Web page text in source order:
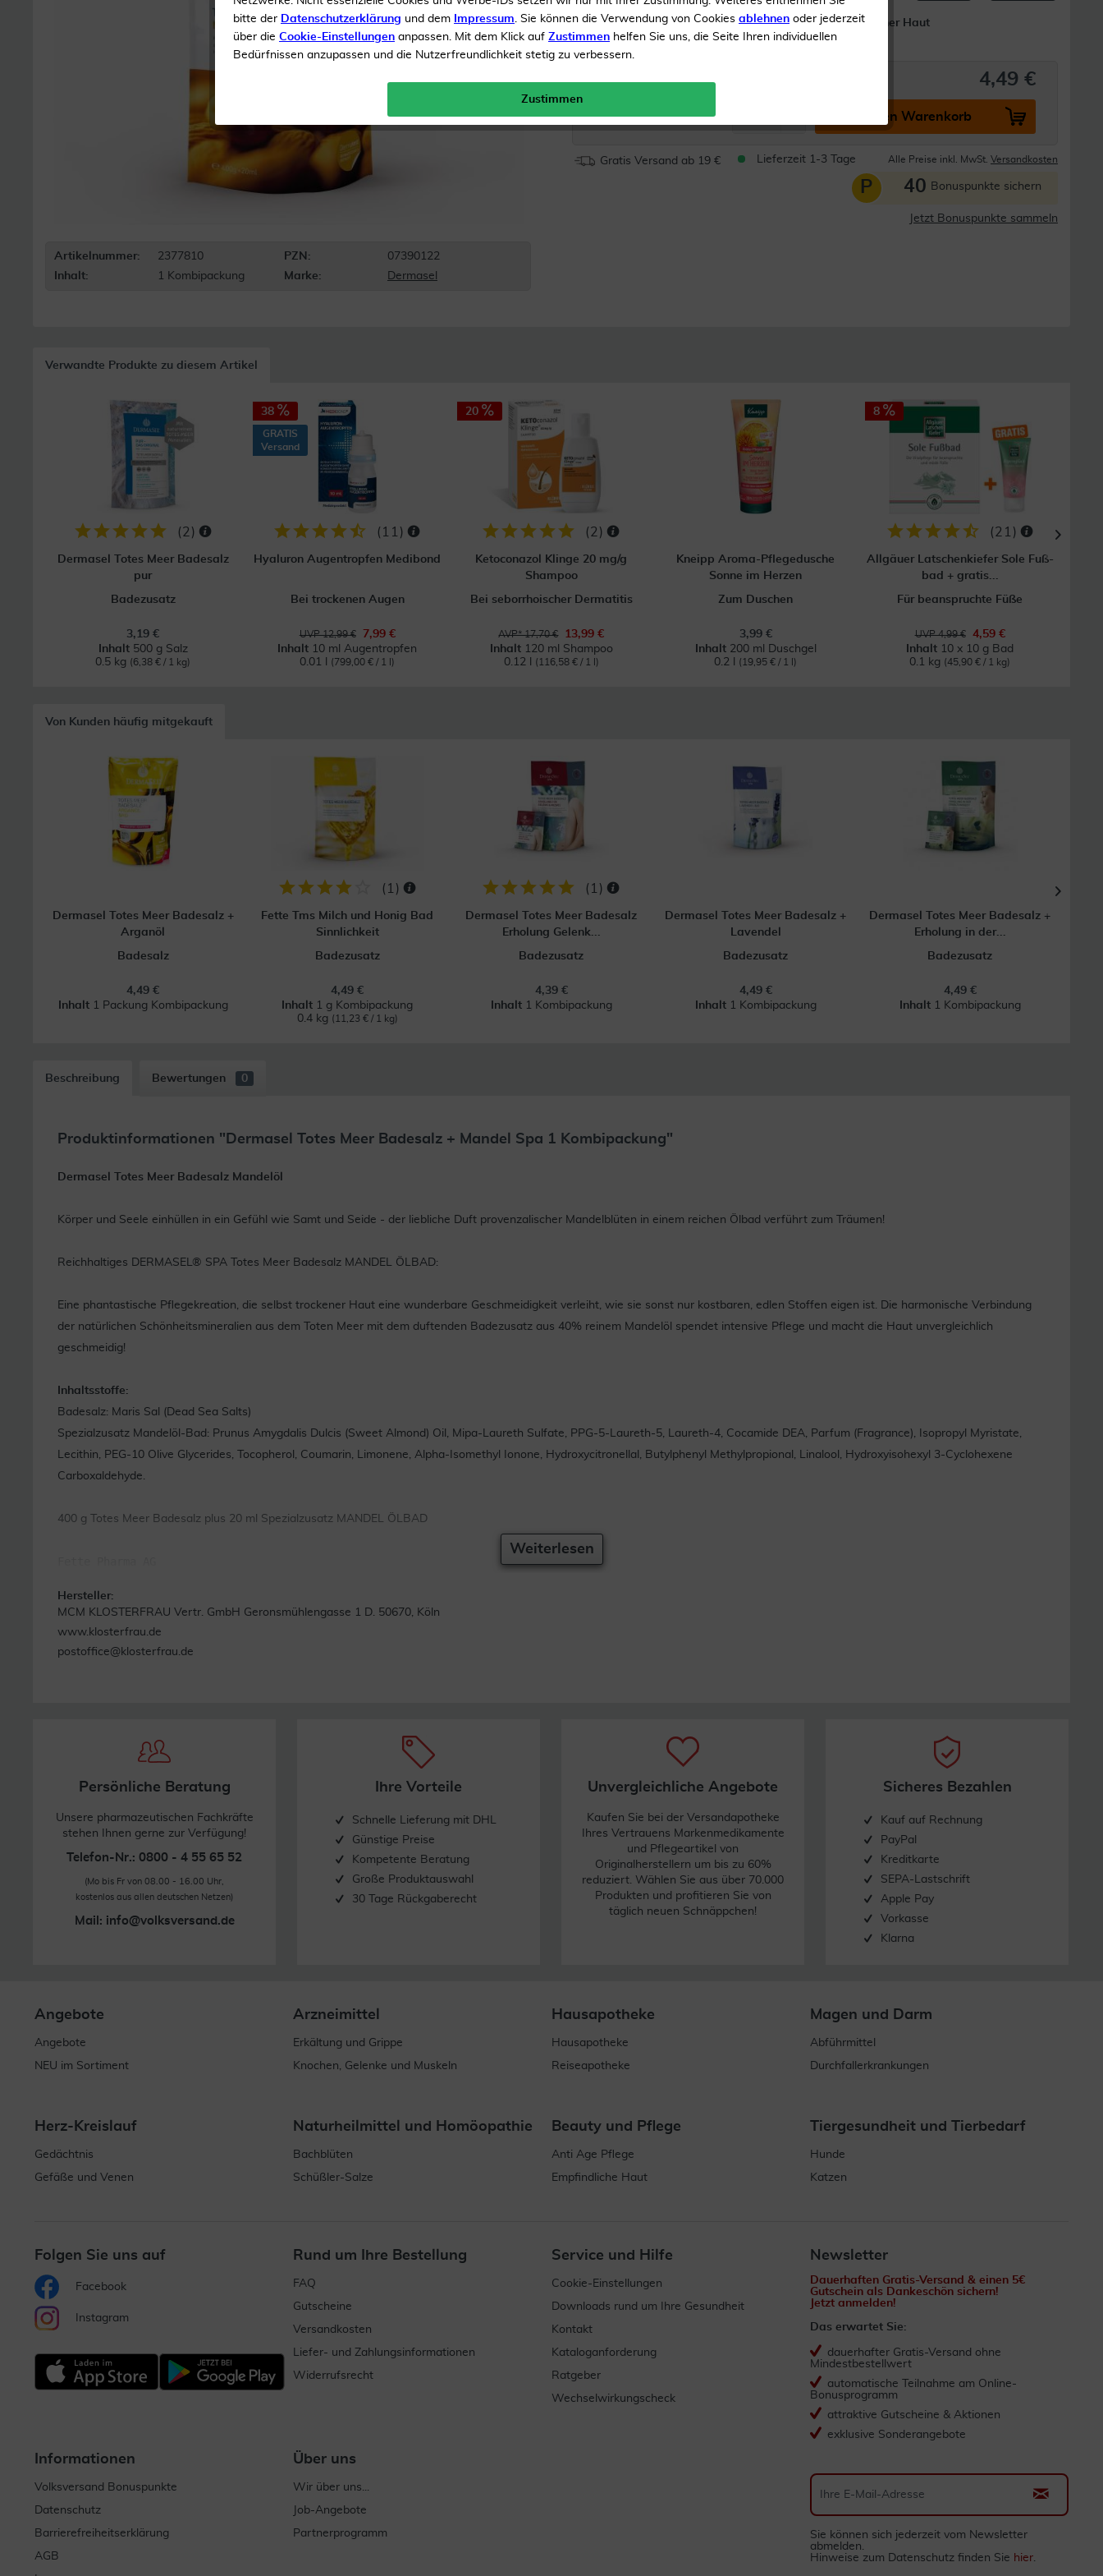
Mit kostbarem Mandelöl
Bei trockener Haut
Duftendes Schaumbad
Artikelnummer: 2377810 PZN:
07390122
Inhalt:
1 Kombipackung Marke: Dermasel
Inhalt1 Kombipackung 4,49 €
Menge: In den Warenkorb
Gratis Versand ab 19 € Lieferzeit 1-3 Tage Alle Preise inkl. MwSt. Versandkosten
P 40 Bonuspunkte sichern
Jetzt Bonuspunkte sammeln
Verwandte Produkte zu diesem Artikel
(2 )
Dermasel Totes Meer Badesalz
pur
Badezusatz
3,19 €
Inhalt 500 g Salz
0.5 kg (6,38 € / 1 kg)
38
GRATIS
Versand
( 11 )
Hyaluron Augentropfen Medibond
Bei trockenen Augen
UVP 12,99 €
7,99 €
Inhalt 10 ml Augentropfen
0.01 l
(799,00 € / 1 l)
20
(2 )
Ketoconazol Klinge 20 mg/g
Shampoo
Bei seborrhoischer Dermatitis
AVP* 17,70 €
13,99 €
Inhalt 120 ml Shampoo
0.12 l
(116,58 € / 1 l)
Kneipp Aroma-Pflegedusche
Sonne im Herzen
Zum Duschen
3,99 €
Inhalt 200 ml Duschgel
0.2 l
(19,95 € / 1 l)
8
(21 )
Allgäuer Latschenkiefer Sole Fuß-
bad + gratis...
Für beanspruchte Füße
UVP 4,99 €
4,59 €
Inhalt 10 x 10 g Bad
0.1 kg (45,90 € / 1 kg)
Von Kunden häufig mitgekauft
Dermasel Totes Meer Badesalz +
Arganöl
Badesalz
4,49 €
Inhalt 1 Packung Kombipackung
( 1 )
Fette Tms Milch und Honig Bad
Sinnlichkeit
Badezusatz
4,49 €
Inhalt 1 g Kombipackung
0.4 kg (11,23 € / 1 kg)
( 1 )
Dermasel Totes Meer Badesalz
Erholung Gelenk...
Badezusatz
4,39 €
Inhalt 1 Kombipackung
Dermasel Totes Meer Badesalz +
Lavendel
Badezusatz
4,49 €
Inhalt 1 Kombipackung
Dermasel Totes Meer Badesalz +
Erholung in der...
Badezusatz
4,49 €
Inhalt 1 Kombipackung
Beschreibung Bewertungen 0
Produktinformationen "Dermasel Totes Meer Badesalz + Mandel Spa 1 Kombipackung"
Dermasel Totes Meer Badesalz Mandelöl
Körper und Seele einhüllen in ein Gefühl wie Samt und Seide - der liebliche Duft provenzalischer Mandelblüten in einem reichen Ölbad verführt zum Träumen!
Reichhaltiges DERMASEL® SPA Totes Meer Badesalz MANDEL ÖLBAD:
Eine phantastische Pflegekreation, die selbst trockener Haut eine wunderbare Geschmeidigkeit verleiht, wie sie sonst nur kostbaren, edlen Stoffen eigen ist. Die harmonische Verbindung
der natürlichen Schönheitsmineralien aus dem Toten Meer mit dem duftenden Badezusatz aus 40% reinem Mandelöl spendet intensive Pflege und macht die Haut unvergleichlich
geschmeidig!
Inhaltsstoffe:
Badesalz: Maris Sal (Dead Sea Salts)
Spezialzusatz Mandelöl-Bad: Prunus Amygdalis Dulcis (Sweet Almond) Oil, Mipa-Laureth Sulfate, PPG-5-Laureth-5, Laureth-4, Cocamide DEA, Parfum (Fragrance), Isopropyl Myristate,
Lecithin, PEG-10 Olive Glycerides, Tocopherol, Coumarin, Limonene, Alpha-Isomethyl Ionone, Hydroxycitronellal, Butylphenyl Methylpropional, Linalool, Hydroxyisohexyl 3-Cyclohexene
Carboxaldehyde.
400 g Totes Meer Badesalz plus 20 ml Spezialzusatz MANDEL ÖLBAD
Weiterlesen
Hersteller:
MCM KLOSTERFRAU Vertr. GmbH Geronsmühlengasse 1 D. 50670, Köln
www.klosterfrau.de
postoffice@klosterfrau.de
Persönliche Beratung
Unsere pharmazeutischen Fachkräfte
stehen Ihnen gerne zur Verfügung!
Telefon-Nr.: 0800 - 4 55 65 52
(Mo bis Fr von 08.00 - 16.00 Uhr,
kostenlos aus allen deutschen Netzen)
Mail: info@volksversand.de
Ihre Vorteile
Schnelle Lieferung mit DHL
Günstige Preise
Kompetente Beratung
Große Produktauswahl
30 Tage Rückgaberecht
Unvergleichliche Angebote
Kaufen Sie bei der Versandapotheke
Ihres Vertrauens Markenmedikamente
und Pflegeartikel von
Originalherstellern um bis zu 60%
reduziert. Wählen Sie aus über 70.000
Produkten und profitieren Sie von
täglich neuen Schnäppchen!
Sicheres Bezahlen
Kauf auf Rechnung
PayPal
Kreditkarte
SEPA-Lastschrift
Apple Pay
Vorkasse
Klarna
Angebote
Angebote
NEU im Sortiment
Arzneimittel
Erkältung und Grippe
Knochen, Gelenke und Muskeln
Hausapotheke
Hausapotheke
Reiseapotheke
Magen und Darm
Abführmittel
Durchfallerkrankungen
Herz-Kreislauf
Gedächtnis
Gefäße und Venen
Naturheilmittel und Homöopathie
Bachblüten
Schüßler-Salze
Beauty und Pflege
Anti Age Pflege
Empfindliche Haut
Tiergesundheit und Tierbedarf
Hunde
Katzen
Folgen Sie uns auf
Facebook
Instagram
Rund um Ihre Bestellung
FAQ
Gutscheine
Versandkosten
Liefer- und Zahlungsinformationen
Widerrufsrecht
Service und Hilfe
Cookie-Einstellungen
Downloads rund um Ihre Gesundheit
Kontakt
Kataloganforderung
Ratgeber
Wechselwirkungscheck
Informationen
Volksversand Bonuspunkte
Datenschutz
Barrierefreiheitserklärung
AGB
Über uns
Wir über uns...
Job-Angebote
Partnerprogramm
Newsletter
Dauerhaften Gratis-Versand & einen 5€
Gutschein als Dankeschön sichern!
Jetzt anmelden!
Das erwartet Sie:
dauerhafter Gratis-Versand ohne
Mindestbestellwert
automatische Teilnahme am Online-
Bonusprogramm
attraktive Gutscheine & Aktionen
exklusive Sonderangebote
Sie können sich jederzeit vom Newsletter
abmelden.
Hinweise zum Datenschutz finden Sie hier.
bitte der Datenschutzerklärung und dem Impressum. Sie können die Verwendung von Cookies ablehnen oder jederzeit
über die Cookie-Einstellungen anpassen. Mit dem Klick auf Zustimmen helfen Sie uns, die Seite Ihren individuellen
Bedürfnissen anzupassen und die Nutzerfreundlichkeit stetig zu verbessern.
Zustimmen